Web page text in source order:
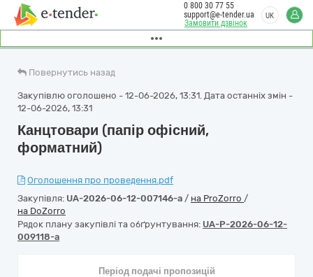
Замовити дзвінок
0 800 30 77 55
support@e-tender.ua
UK
Повернутись назад
Закупівлю оголошено - 12-06-2026, 13:31. Дата останніх змін -
12-06-2026, 13:31
Канцтовари (папір офісний,
форматний)
Оголошення про проведення.pdf
Закупівля: UA-2026-06-12-007146-a / на ProZorro /
на DoZorro
Рядок плану закупівлі та обґрунтування: UA-P-2026-06-12-
009118-a
Період подачі пропозицій